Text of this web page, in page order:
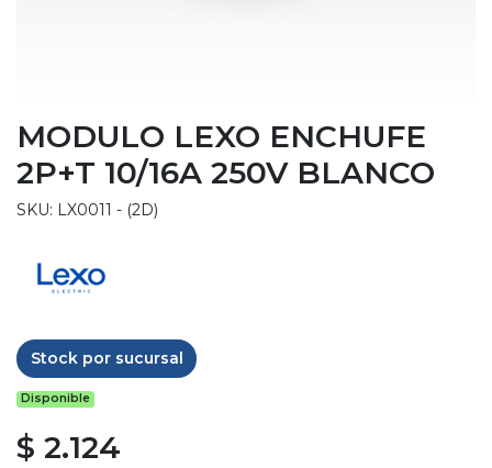
MODULO LEXO ENCHUFE
2P+T 10/16A 250V BLANCO
SKU: LX0011 - (2D)
Stock por sucursal
Disponible
$ 2.124